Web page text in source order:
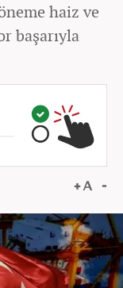
haiz ve
başarıyla